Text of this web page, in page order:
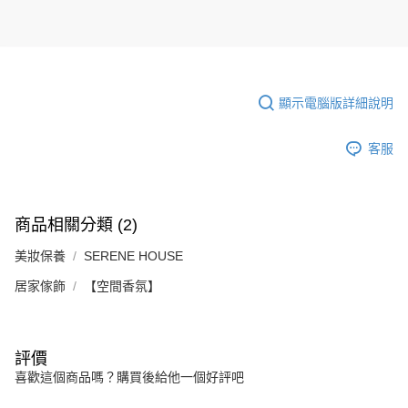
顯示電腦版詳細說明
客服
商品相關分類 (2)
美妝保養 SERENE HOUSE
居家傢飾 【空間香氛】
評價
喜歡這個商品嗎？購買後給他一個好評吧